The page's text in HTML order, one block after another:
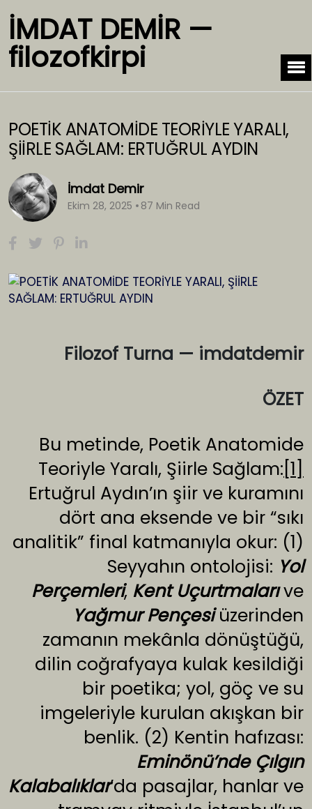
İMDAT DEMİR —
filozofkirpi
POETİK ANATOMİDE TEORİYLE YARALI,
ŞİİRLE SAĞLAM: ERTUĞRUL AYDIN
İmdat Demir
Ekim 28, 2025 87 Min Read
Filozof Turna — imdatdemir
ÖZET
Bu metinde, Poetik Anatomide
Teoriyle Yaralı, Şiirle Sağlam: [1]
Ertuğrul Aydın’ın şiir ve kuramını
dört ana eksende ve bir “sıkı
analitik” final katmanıyla okur: (1)
Seyyahın ontolojisi: Yol
Perçemleri, Kent Uçurtmalarıve
Yağmur Pençesiüzerinden
zamanın mekânla dönüştüğü,
dilin coğrafyaya kulak kesildiği
bir poetika; yol, göç ve su
imgeleriyle kurulan akışkan bir
benlik. (2) Kentin hafızası:
Eminönü’nde Çılgın
Kalabalıklar’da pasajlar, hanlar ve